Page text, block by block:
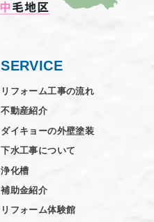
SERVICE
リフォーム工事の流れ
不動産紹介
ダイキョーの外壁塗装
下水工事について
浄化槽
補助金紹介
リフォーム体験館